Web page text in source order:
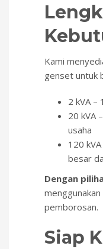
Kami
genset untuk
2 kVA –
20 kVA
usaha
120
besar
Dengan
pemborosan.
Siap